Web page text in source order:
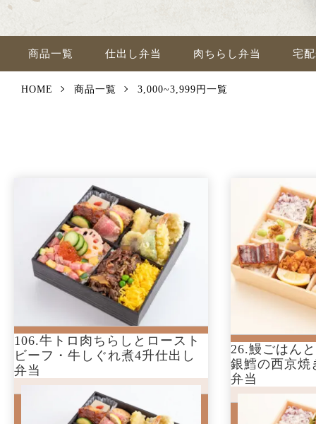
商品一覧 仕出し弁当 肉ちらし弁当 宅
HOME 商品一覧 3,000~3,999円一覧
【注文期限:2日前12時】
106.牛トロ肉ちらしとロ
ーストビーフ・牛しぐれ
煮4升仕出し弁当
106.牛トロ肉ちらしとロースト
ビーフ・牛しぐれ煮4升仕出し
弁当
26.鰻ご飯
揚げ・銀
12升仕出
26.鰻ごはん
銀鱈の西京焼
弁当